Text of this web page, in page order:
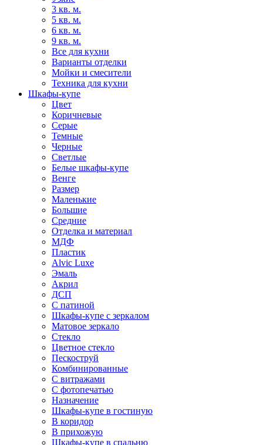
3 кв. м.
5 кв. м.
6 кв. м.
9 кв. м.
Все для кухни
Варианты отделки
Мойки и смесители
Техника для кухни
Шкафы-купе
Цвет
Коричневые
Серые
Темные
Черные
Светлые
Белые шкафы-купе
Венге
Размер
Маленькие
Большие
Средние
Отделка и материал
МДФ
Пластик
Alvic Luxe
Эмаль
Акрил
ДСП
С патиной
Шкафы-купе с зеркалом
Матовое зеркало
Стекло
Цветное стекло
Пескоструй
Комбинированные
С витражами
С фотопечатью
Назначение
Шкафы-купе в гостиную
В коридор
В прихожую
Шкафы-купе в спальню